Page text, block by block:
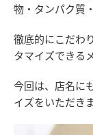
物・タンパク質
徹底的にこだわ
タマイズできる
今回は、店名に
イズをいただき